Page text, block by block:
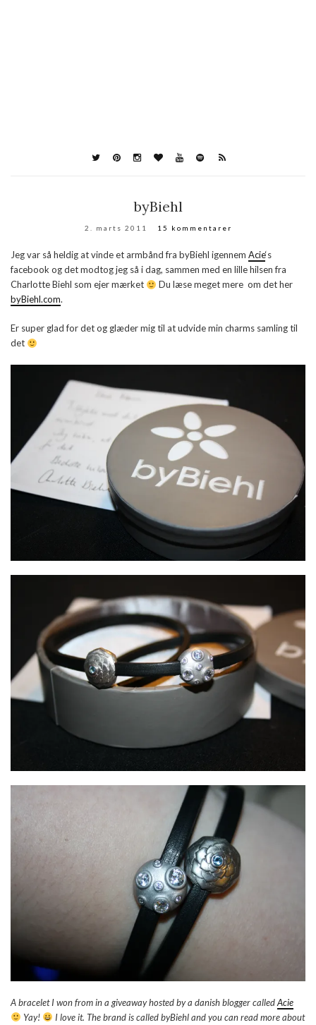
byBiehl
2. marts 2011 15 kommentarer
Jeg var så heldig at vinde et armbånd fra byBiehl igennem Acie‘s
facebook og det modtog jeg så i dag, sammen med en lille hilsen fra
Charlotte Biehl som ejer mærket
Du læse meget mere om det her
byBiehl.com.
Er super glad for det og glæder mig til at udvide min charms samling til
det
A bracelet I won from in a giveaway hosted by a danish blogger calledAcie
Yay!
I love it. The brand is called byBiehl and you can read more about